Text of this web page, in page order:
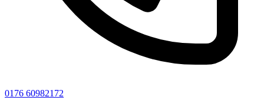
0176 60982172